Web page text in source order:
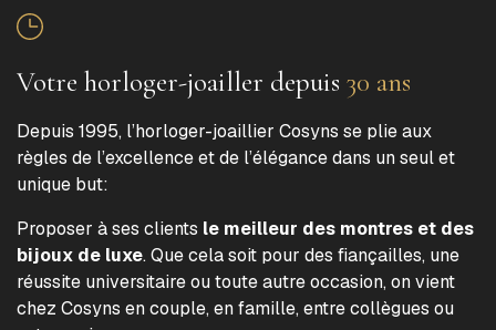
Votre horloger-joailler depuis 30 ans
Depuis 1995, l’horloger-joaillier Cosyns se plie aux
règles de l’excellence et de l’élégance dans un seul et
unique but:
Proposer à ses clients le meilleur des montres et des
bijoux de luxe. Que cela soit pour des fiançailles, une
réussite universitaire ou toute autre occasion, on vient
chez Cosyns en couple, en famille, entre collègues ou